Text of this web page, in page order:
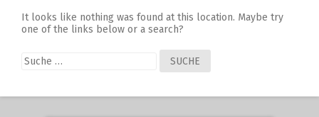
It looks like nothing was found at this location. Maybe try
one of the links below or a search?
Suche
nach: